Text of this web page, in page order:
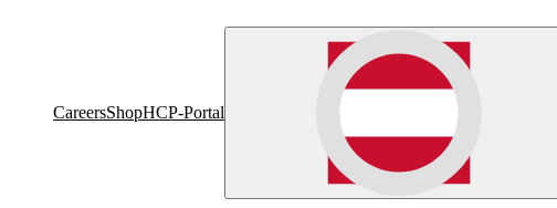
CareersShopHCP-Portal